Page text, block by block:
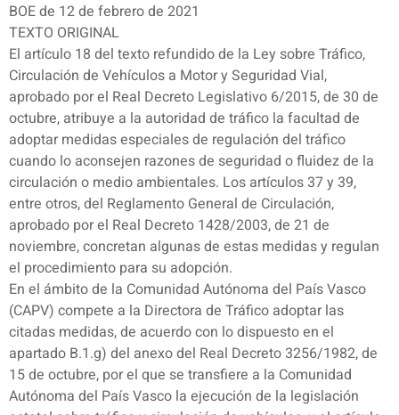
BOE de 12 de febrero de 2021
TEXTO ORIGINAL
El artículo 18 del texto refundido de la Ley sobre Tráfico,
Circulación de Vehículos a Motor y Seguridad Vial,
aprobado por el Real Decreto Legislativo 6/2015, de 30 de
octubre, atribuye a la autoridad de tráfico la facultad de
adoptar medidas especiales de regulación del tráfico
cuando lo aconsejen razones de seguridad o fluidez de la
circulación o medio ambientales. Los artículos 37 y 39,
entre otros, del Reglamento General de Circulación,
aprobado por el Real Decreto 1428/2003, de 21 de
noviembre, concretan algunas de estas medidas y regulan
el procedimiento para su adopción.
En el ámbito de la Comunidad Autónoma del País Vasco
(CAPV) compete a la Directora de Tráfico adoptar las
citadas medidas, de acuerdo con lo dispuesto en el
apartado B.1.g) del anexo del Real Decreto 3256/1982, de
15 de octubre, por el que se transfiere a la Comunidad
Autónoma del País Vasco la ejecución de la legislación